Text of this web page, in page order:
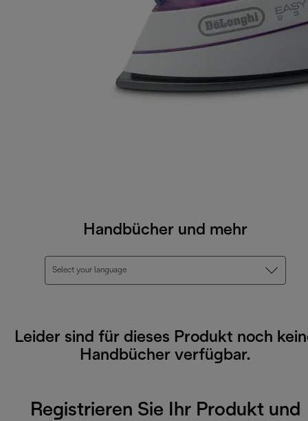
Handbücher und mehr
Select your language
Leider sind für dieses Produkt noch
Handbücher verfügbar.
Registrieren Sie Ihr Produkt und